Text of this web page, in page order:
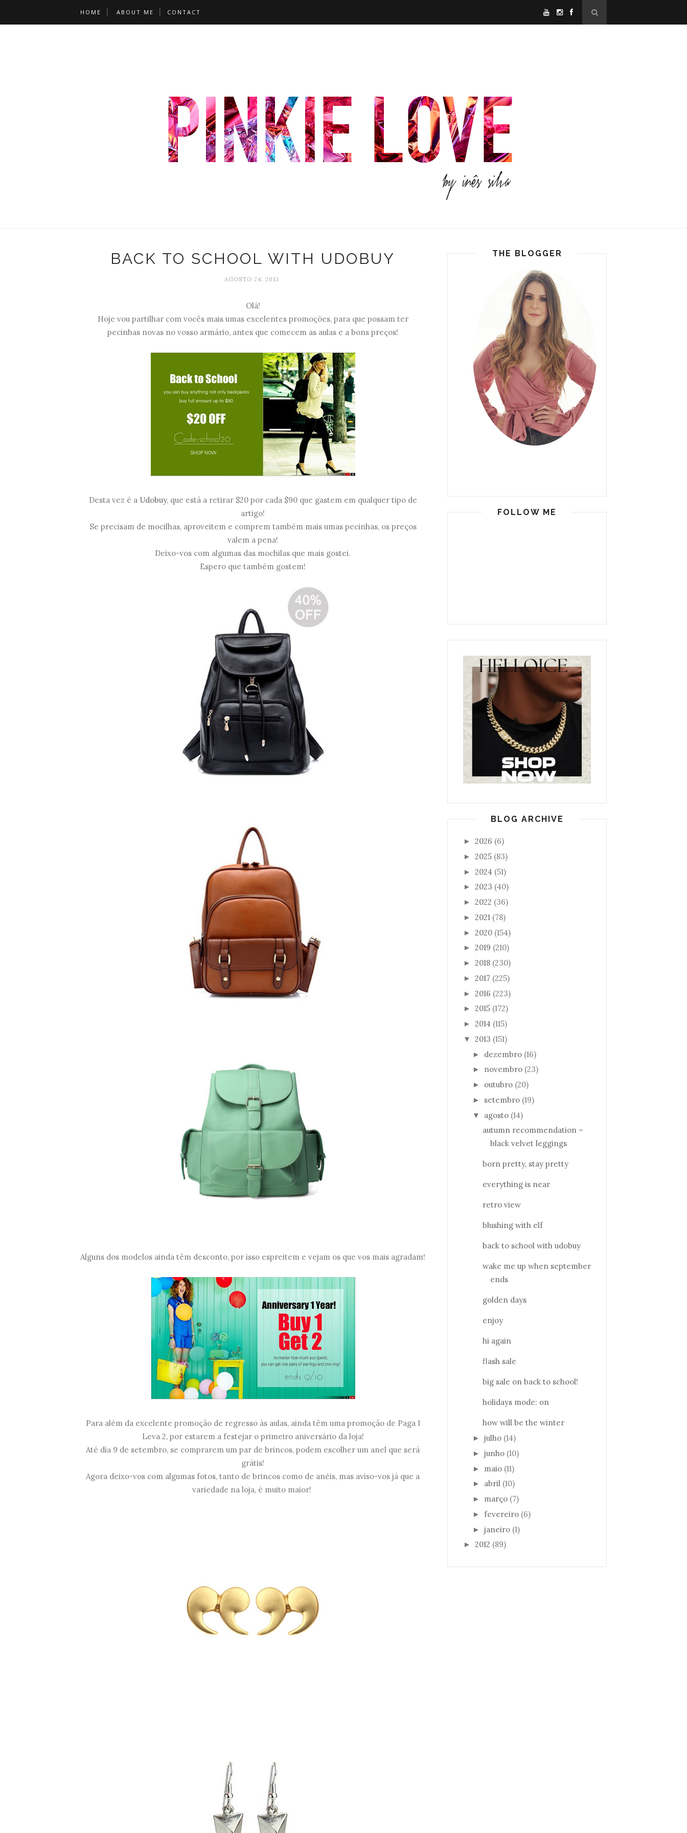
HOME ABOUT ME CONTACT
BACK TO SCHOOL WITH UDOBUY
AGOSTO 24, 2013
Olá!
Hoje vou partilhar com vocês mais umas excelentes promoções, para que possam ter
pecinhas novas no vosso armário, antes que comecem as aulas e a bons preços!
Desta vez é a Udobuy, que está a retirar $20 por cada $90 que gastem em qualquer tipo de
artigo!
Se precisam de mocilhas, aproveitem e comprem também mais umas pecinhas, os preços
valem a pena!
Deixo-vos com algumas das mochilas que mais gostei.
Espero que também gostem!
Alguns dos modelos ainda têm desconto, por isso espreitem e vejam os que vos mais agradam!
Para além da excelente promoção de regresso às aulas, ainda têm uma promoção de Paga 1
Leva 2, por estarem a festejar o primeiro aniversário da loja!
Até dia 9 de setembro, se comprarem um par de brincos, podem escolher um anel que será
grátis!
Agora deixo-vos com algumas fotos, tanto de brincos como de anéis, mas aviso-vos já que a
variedade na loja, é muito maior!
THE BLOGGER
FOLLOW ME
BLOG ARCHIVE
► 2026 (6)
► 2025 (83)
► 2024 (51)
► 2023 (40)
► 2022 (36)
► 2021 (78)
► 2020 (154)
► 2019 (210)
► 2018 (230)
► 2017 (225)
► 2016 (223)
► 2015 (172)
► 2014 (115)
▼ 2013 (151)
► dezembro (16)
► novembro (23)
► outubro (20)
► setembro (19)
▼ agosto (14)
autumn recommendation –
black velvet leggings
born pretty, stay pretty
everything is near
retro view
blushing with elf
back to school with udobuy
wake me up when september
ends
golden days
enjoy
hi again
flash sale
big sale on back to school!
holidays mode: on
how will be the winter
► julho (14)
► junho (10)
► maio (11)
► abril (10)
► março (7)
► fevereiro (6)
► janeiro (1)
► 2012 (89)